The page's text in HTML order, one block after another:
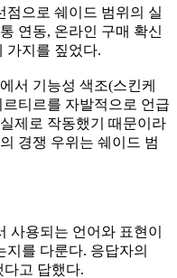
으로 쉐이드 범위의 실
연동, 온라인 구매 확신
가지를 짚었다.
서 기능성 색조(스킨케
티르를 자발적으로 언급
제로 작동했기 때문이라
경쟁 우위는 쉐이드 범
사용되는 언어와 표현이
를 다룬다. 응답자의
다고 답했다.